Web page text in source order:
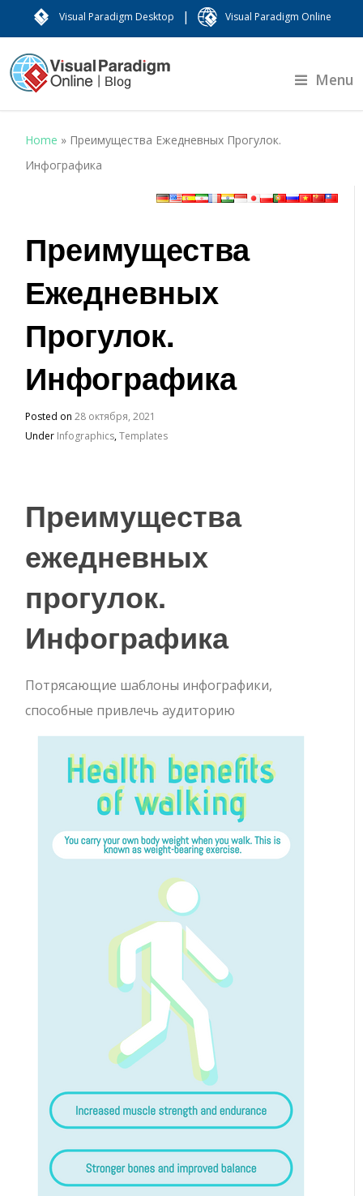
Visual Paradigm Desktop | Visual Paradigm Online
Menu
Home » Преимущества Ежедневных Прогулок.
Инфографика
Преимущества
Ежедневных
Прогулок.
Инфографика
Posted on28 октября, 2021
Under Infographics,Templates
Преимущества
ежедневных
прогулок.
Инфографика
Потрясающие шаблоны инфографики,
способные привлечь аудиторию